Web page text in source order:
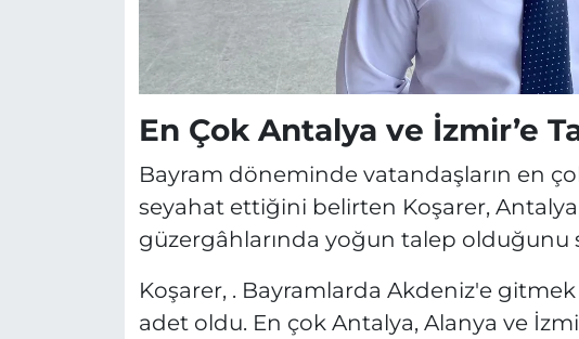
En Çok Antalya ve İzmir’e
Bayram döneminde vatandaşların en
seyahat ettiğini belirten Koşarer,
güzergâhlarında yoğun talep olduğunu
Koşarer, . Bayramlarda Akdeniz'e
adet oldu. En çok Antalya, Alanya ve